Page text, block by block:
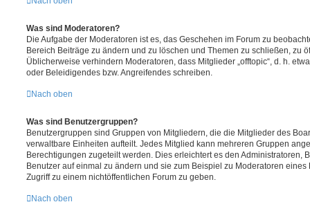
Was sind Moderatoren?
Die Aufgabe der Moderatoren ist es, das Geschehen im Forum zu
Bereich Beiträge zu ändern und zu löschen und Themen zu schließen, zu
Üblicherweise verhindern Moderatoren, dass Mitglieder „offtopic“, d. h.
oder Beleidigendes bzw. Angreifendes schreiben.
Nach oben
Was sind Benutzergruppen?
Benutzergruppen sind Gruppen von Mitgliedern, die die Mitglieder des
verwaltbare Einheiten aufteilt. Jedes Mitglied kann mehreren Gruppen
Berechtigungen zugeteilt werden. Dies erleichtert es den Administratoren,
Benutzer auf einmal zu ändern und sie zum Beispiel zu Moderatoren
Zugriff zu einem nichtöffentlichen Forum zu geben.
Nach oben